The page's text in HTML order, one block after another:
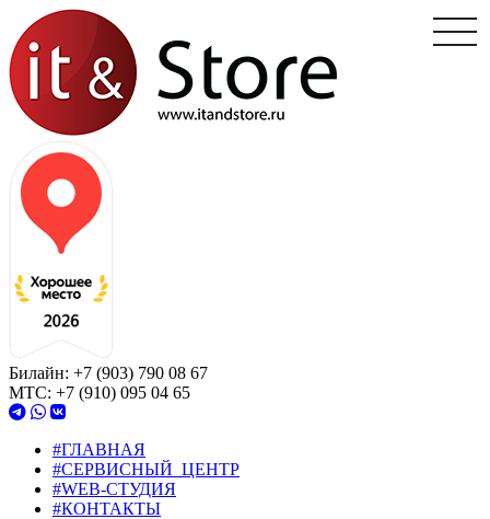
Билайн: +7 (903) 790 08 67
МТС: +7 (910) 095 04 65
#ГЛАВНАЯ
#СЕРВИСНЫЙ_ЦЕНТР
#WEB-СТУДИЯ
#КОНТАКТЫ